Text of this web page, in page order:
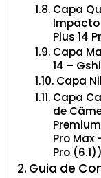
Capa
Impacto
Plus 14
Capa
14 –
Capa
Capa
de
Premium
Pro Max
Pro (6.1))
Guia de